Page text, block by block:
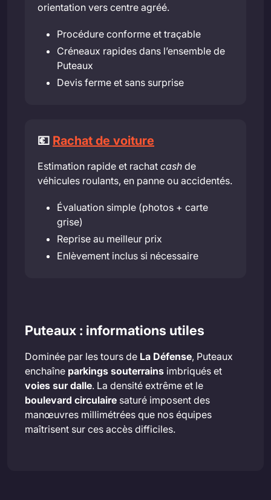
orientation vers centre agréé.
Procédure conforme et traçable
Créneaux rapides dans l’ensemble de
Puteaux
Devis ferme et sans surprise
💶 Rachat de voiture
Estimation rapide et rachat cash de
véhicules roulants, en panne ou accidentés.
Évaluation simple (photos + carte
grise)
Reprise au meilleur prix
Enlèvement inclus si nécessaire
Puteaux : informations utiles
Dominée par les tours de La Défense, Puteaux
enchaîne parkings souterrains imbriqués et
voies sur dalle. La densité extrême et le
boulevard circulaire saturé imposent des
manœuvres millimétrées que nos équipes
maîtrisent sur ces accès difficiles.